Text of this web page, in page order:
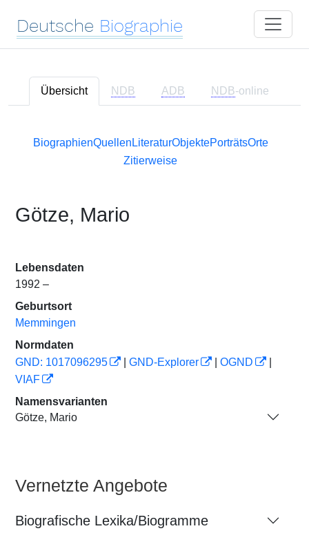
Deutsche Biographie
Übersicht NDB ADB NDB-online
BiographienQuellen LiteraturObjektePorträtsOrte
Zitierweise
Götze, Mario
Lebensdaten
1992 –
Geburtsort
Memmingen
Normdaten
GND: 1017096295
GND-Explorer OGND
VIAF
Namensvarianten
Götze, Mario
Vernetzte Angebote
Biografische Lexika/Biogramme